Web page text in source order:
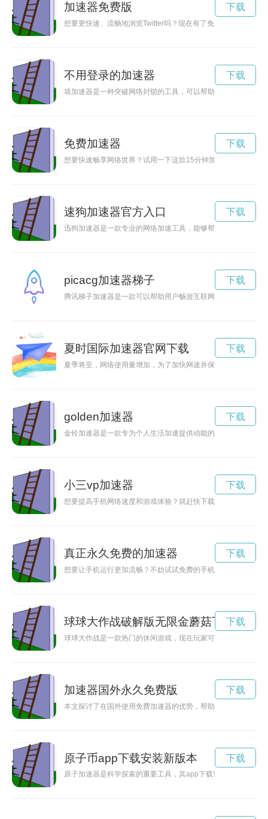
加速器免费版
想要更快速、流畅地浏览Twitter吗？现在有了免费加速器，让你
下载
不用登录的加速器
墙加速器是一种突破网络封锁的工具，可以帮助用户访问被封
下载
免费加速器
想要快速畅享网络世界？试用一下这款15分钟加速器，让你的
下载
速狗加速器官方入口
迅狗加速器是一款专业的网络加速工具，能够帮助用户提升网
下载
picacg加速器梯子
腾讯梯子加速器是一款可以帮助用户畅游互联网的工具，能够
下载
夏时国际加速器官网下载
夏季将至，网络使用量增加，为了加快网速并保障网络安全，
下载
golden加速器
金铃加速器是一款专为个人生活加速提供动能的创新产品。不
下载
小三vp加速器
想要提高手机网络速度和游戏体验？就赶快下载小三加速器吧
下载
真正永久免费的加速器
想要让手机运行更加流畅？不妨试试免费的手机加速器服务，
下载
球球大作战破解版无限金蘑菇下载
球球大作战是一款热门的休闲游戏，现在玩家可以通过安装加速
下载
加速器国外永久免费版
本文探讨了在国外使用免费加速器的优势，帮助用户提升网速并
下载
原子币app下载安装新版本
原子加速器是科学探索的重要工具，其app下载官网为广大科
下载